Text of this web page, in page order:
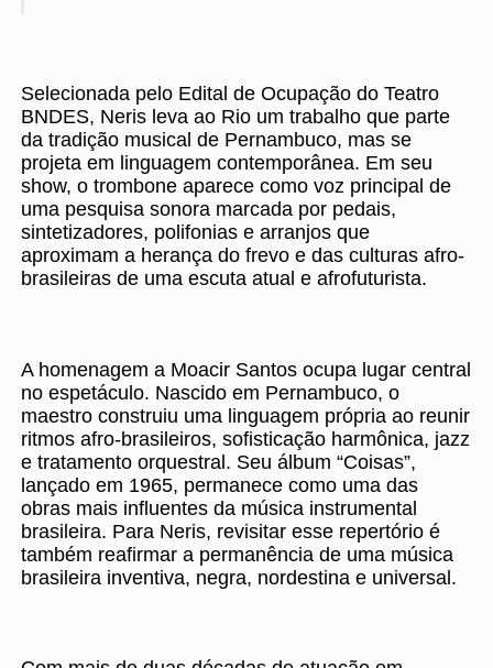
Selecionada pelo Edital de Ocupação do Teatro
BNDES, Neris leva ao Rio um trabalho que parte
da tradição musical de Pernambuco, mas se
projeta em linguagem contemporânea. Em seu
show, o trombone aparece como voz principal de
uma pesquisa sonora marcada por pedais,
sintetizadores, polifonias e arranjos que
aproximam a herança do frevo e das culturas afro-
brasileiras de uma escuta atual e afrofuturista.
A homenagem a Moacir Santos ocupa lugar central
no espetáculo. Nascido em Pernambuco, o
maestro construiu uma linguagem própria ao reunir
ritmos afro-brasileiros, sofisticação harmônica, jazz
e tratamento orquestral. Seu álbum “Coisas”,
lançado em 1965, permanece como uma das
obras mais influentes da música instrumental
brasileira. Para Neris, revisitar esse repertório é
também reafirmar a permanência de uma música
brasileira inventiva, negra, nordestina e universal.